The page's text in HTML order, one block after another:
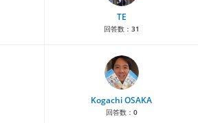
TE
回答数： 31
Kogachi OSAKA
回答数： 0